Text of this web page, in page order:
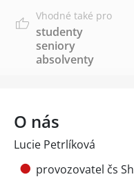
Vhodné také pro
studenty
seniory
absolventy
O nás
Lucie Petrlíková
provozovatel čs